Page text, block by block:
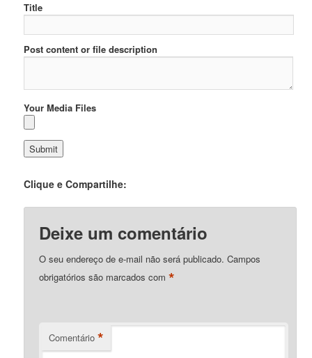
Title
Post content or file description
Your Media Files
Clique e Compartilhe:
Deixe um comentário
O seu endereço de e-mail não será publicado. Campos
obrigatórios são marcados com*
Comentário *